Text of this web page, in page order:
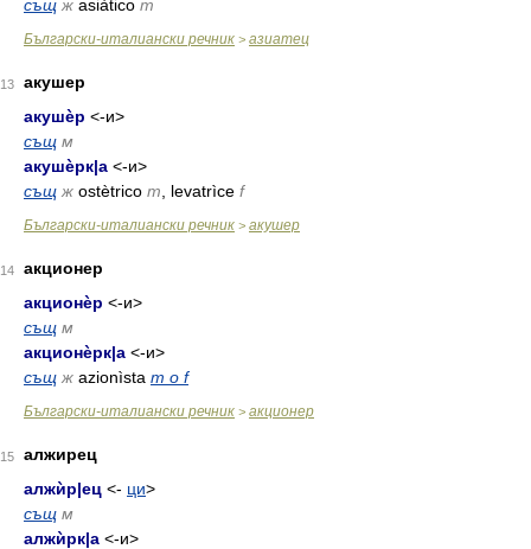
същ ж asiàtico m
Български-италиански речник > азиатец
13
акушер
акушѐр <-и>
същ м
акушѐрк|а <-и>
същ ж ostètrico m , levatrìce f
Български-италиански речник > акушер
14
акционер
акционѐр <-и>
същ м
акционѐрк|а <-и>
същ ж azionìsta m o f
Български-италиански речник > акционер
15
алжирец
алжѝр|ец <- ци>
същ м
алжѝрк|а <-и>